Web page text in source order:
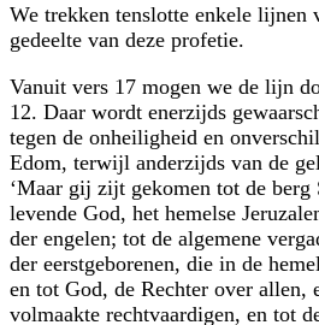
We trekken tenslotte enkele lijnen
gedeelte van deze profetie.
Vanuit vers 17 mogen we de lijn
12. Daar wordt enerzijds
tegen de onheiligheid en
Edom, terwijl anderzijds van de
‘Maar gij zijt gekomen tot de berg
levende God, het hemelse
der engelen; tot de algemene
der eerstgeborenen, die in de
en tot God, de Rechter over allen,
volmaakte rechtvaardigen, en tot